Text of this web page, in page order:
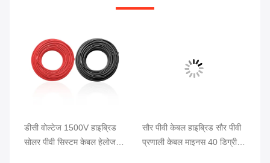
डीसी वोल्टेज 1500V हाइब्रिड
सोलर पीवी सिस्टम केबल हेलोजन
सौर पीवी केबल हाइब्रिड सौर पीवी
प्रणाली केबल माइनस 40 डिग्री